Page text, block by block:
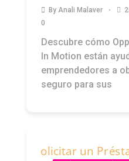
By Anali Malaver
0
Descubre cómo
In Motion están
emprendedores a
seguro para sus